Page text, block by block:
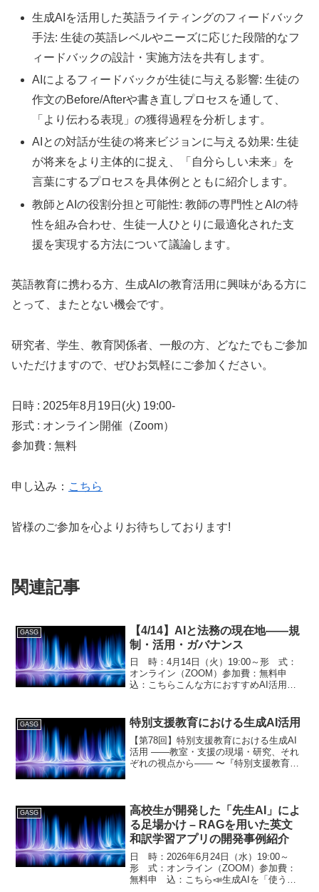
生成AIを活用した英語ライティングのフィードバック
手法: 生徒の英語レベルやニーズに応じた段階的なフ
ィードバックの設計・実施方法を共有します。
AIによるフィードバックが生徒に与える影響: 生徒の
作文のBefore/Afterや書き直しプロセスを通して、
「より伝わる表現」の獲得過程を分析します。
AIとの対話が生徒の将来ビジョンに与える効果: 生徒
が将来をより主体的に捉え、「自分らしい未来」を
言葉にするプロセスを具体例とともに紹介します。
教師とAIの役割分担と可能性: 教師の専門性とAIの特
性を組み合わせ、生徒一人ひとりに最適化された支
援を実現する方法について議論します。
英語教育に携わる方、生成AIの教育活用に興味がある方に
とって、またとない機会です。
研究者、学生、教育関係者、一般の方、どなたでもご参加
いただけますので、ぜひお気軽にご参加ください。
日時 : 2025年8月19日(火) 19:00-
形式 : オンライン開催（Zoom）
参加費 : 無料
申し込み： こちら
皆様のご参加を心よりお待ちしております!
関連記事
GASG
【4/14】AIと法務の現在地――規
制・活用・ガバナンス
日 時：4月14日（火）19:00～形 式：
オンライン（ZOOM）参加費：無料申
込：こちらこんな方におすすめAI活用が
バナンスの関係を整理して理解したい方
生成AIの...
GASG 特別支援教育における生成AI活用
【第78回】特別支援教育における生成AI
活用 ——教室・支援の現場・研究、それ
ぞれの視点から—— 〜『特別支援教育を
オ...
GASG
高校生が開発した「先生AI」によ
る足場かけ – RAGを用いた英文
和訳学習アプリの開発事例紹介
日 時：2026年6月24日（水）19:00～
形 式：オンライン（ZOOM）参加費：
無料申 込：こちら📣生成AIを「使う」